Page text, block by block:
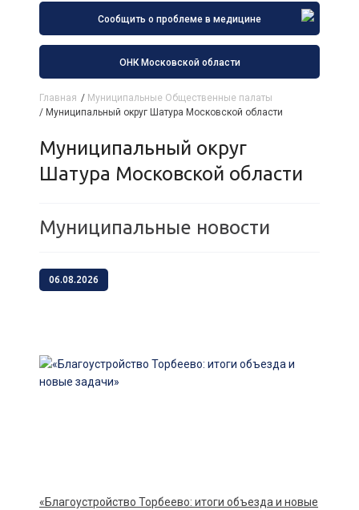
Сообщить о проблеме в медицине
ОНК Московской области
Главная / Муниципальные Общественные палаты
/ Муниципальный округ Шатура Московской области
Муниципальный округ
Шатура Московской области
Муниципальные новости
06.08.2026
«Благоустройство Торбеево: итоги объезда и новые